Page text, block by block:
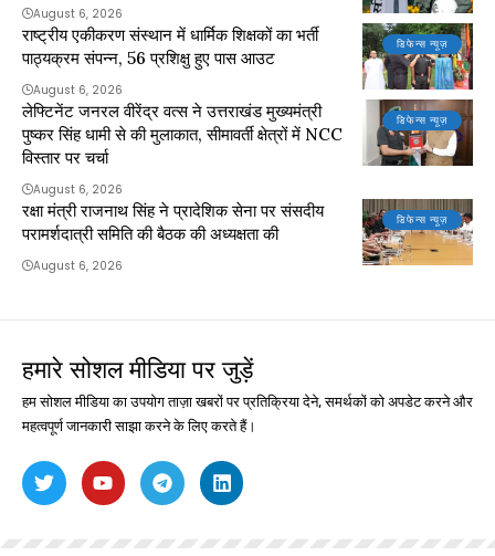
August 6, 2026
डिफेन्स न्यूज़
राष्ट्रीय एकीकरण संस्थान में धार्मिक शिक्षकों का भर्ती
पाठ्यक्रम संपन्न, 56 प्रशिक्षु हुए पास आउट
August 6, 2026
डिफेन्स न्यूज़
लेफ्टिनेंट जनरल वीरेंद्र वत्स ने उत्तराखंड मुख्यमंत्री
पुष्कर सिंह धामी से की मुलाकात, सीमावर्ती क्षेत्रों में NCC
विस्तार पर चर्चा
August 6, 2026
डिफेन्स न्यूज़
रक्षा मंत्री राजनाथ सिंह ने प्रादेशिक सेना पर संसदीय
परामर्शदात्री समिति की बैठक की अध्यक्षता की
August 6, 2026
हमारे सोशल मीडिया पर जुड़ें
हम सोशल मीडिया का उपयोग ताज़ा खबरों पर प्रतिक्रिया देने, समर्थकों को अपडेट करने और
महत्वपूर्ण जानकारी साझा करने के लिए करते हैं।